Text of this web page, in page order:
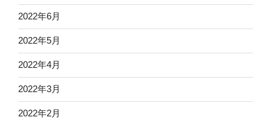
2022年6月
2022年5月
2022年4月
2022年3月
2022年2月